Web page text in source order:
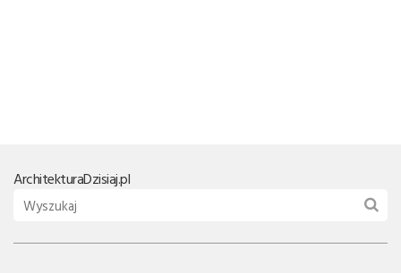
ArchitekturaDzisiaj.pl